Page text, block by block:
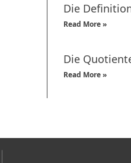
Die
Read More »
Die
Read More »